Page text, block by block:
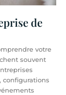
de
votre
souvent
configurations